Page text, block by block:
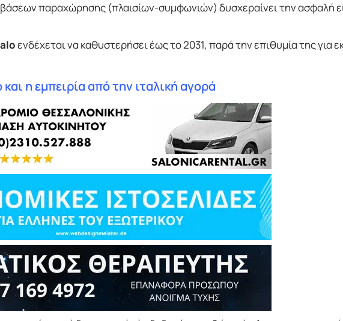
παραχώρησης (πλαισίων-συμφωνιών) δυσχεραίνει την ασφαλή
ενδέχεται να καθυστερήσει έως το 2031, παρά την επιθυμία της για
η εμπειρία από την ιταλική αγορά